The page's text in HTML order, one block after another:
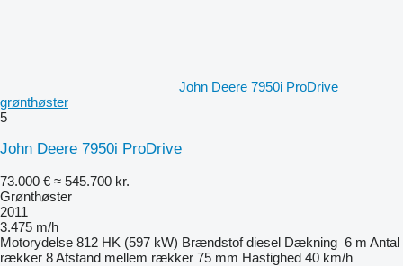
John Deere 7950i ProDrive
grønthøster
5
John Deere 7950i ProDrive
73.000 € ≈ 545.700 kr.
Grønthøster
2011
3.475 m/h
Motorydelse 812 HK (597 kW) Brændstof diesel Dækning 6 m Antal
rækker 8Afstand mellem rækker 75 mm Hastighed 40 km/h